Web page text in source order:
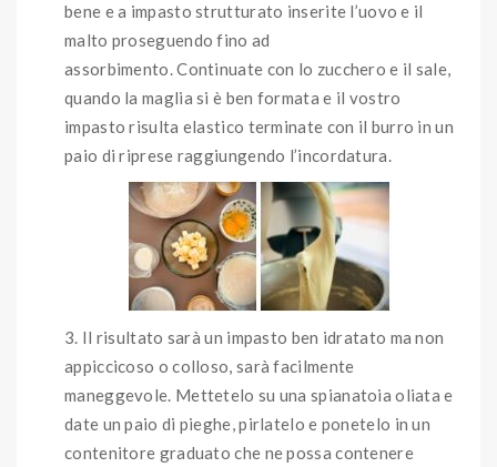
bene e a impasto strutturato inserite l’uovo e il
malto proseguendo fino ad
assorbimento. Continuate con lo zucchero e il sale,
quando la maglia si è ben formata e il vostro
impasto risulta elastico terminate con il burro in un
paio di riprese raggiungendo l’incordatura.
Il risultato sarà un impasto ben idratato ma non
appiccicoso o colloso, sarà facilmente
maneggevole. Mettetelo su una spianatoia oliata e
date un paio di pieghe, pirlatelo e ponetelo in un
contenitore graduato che ne possa contenere